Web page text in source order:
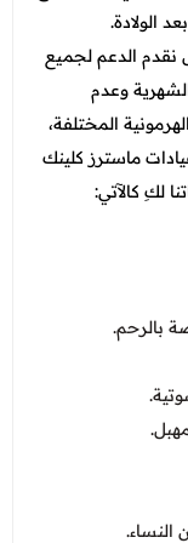
الولادة.
نقدم الدعم لجميع
وعدم
المختلفة،
ماسترز كلينك
لكِ كالآتي:
بالرحم.